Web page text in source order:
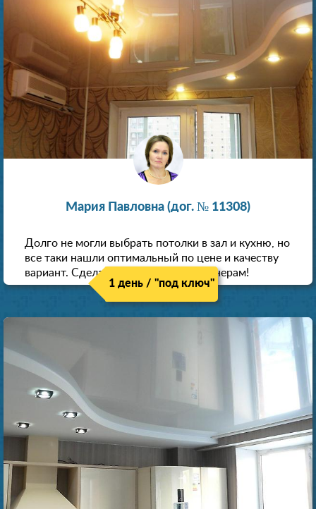
Мария Павловна (дог. № 11308)
Долго не могли выбрать потолки в зал и кухню, но
все таки нашли оптимальный по цене и качеству
вариант. Сделали скидку как пенсионерам!
1 день / "под ключ"